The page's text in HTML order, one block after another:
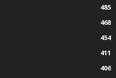
485
468
454
411
406